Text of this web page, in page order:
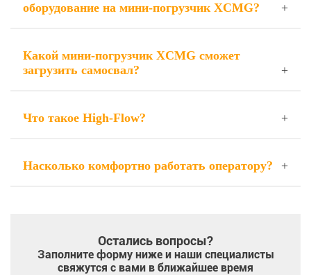
оборудование на мини-погрузчик XCMG?
Какой мини-погрузчик XCMG сможет
загрузить самосвал?
Что такое High-Flow?
Насколько комфортно работать оператору?
Остались вопросы?
Заполните форму ниже и наши специалисты
свяжутся с вами в ближайшее время